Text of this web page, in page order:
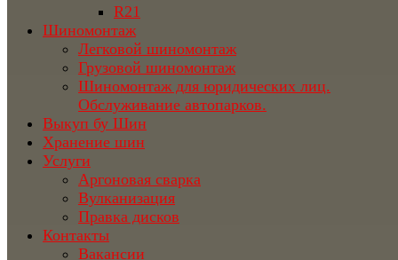
R21
Шиномонтаж
Легковой шиномонтаж
Грузовой шиномонтаж
Шиномонтаж для юридических лиц.
Обслуживание автопарков.
Выкуп бу Шин
Хранение шин
Услуги
Аргоновая сварка
Вулканизация
Правка дисков
Контакты
Вакансии